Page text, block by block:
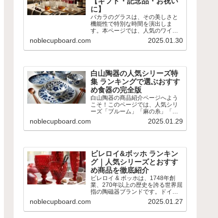
に】
バカラのグラスは、その美しさと
機能性で特別な時間を演出しま
す。本ページでは、人気のワイン
グラスやロックグラス、シャンパ
ングラスなどをランキング形式で
ご紹介。 シンプルなデザインから
で、用途やシーンに合わせて選べ...
noblecupboard.com 2025.01.30
白山陶器の人気シリーズ特
集 ランキングで選ぶおすす
め食器の完全版
白山陶器の商品紹介ページへよう
こそ！このページでは、人気シリ
ーズ「ブルーム」「麻の糸」「重
ね縞」や、子ども用食器「PiPi」
など、多彩な商品ラインナップを
ご紹介します。 白山陶器の素敵な
noblecupboard.com 2025.01.29
ビレロイ&ボッホ ランキン
グ｜人気シリーズとおすす
め商品を徹底紹介
ビレロイ & ボッホは、1748年創
業、270年以上の歴史を誇る世界屈
指の陶磁器ブランドです。ドイツ
の卓越した技術とフランスの洗練
された美学が融合した製品は、日
常を華やかに彩り、特別な時間を
noblecupboard.com 2025.01.27